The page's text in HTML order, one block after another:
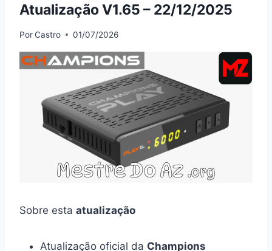
Atualização V1.65 – 22/12/2025
PorCastro 01/07/2026
Sobre esta atualização
Atualização oficial da Champions